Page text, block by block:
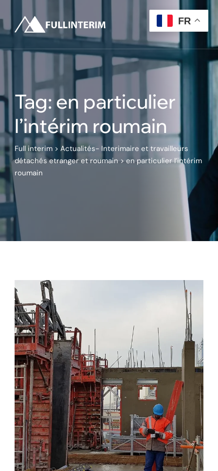
to
content
Tag: en particulier
l’intérim roumain
Full interim > Actualités- Interimaire et travailleurs
détachés etranger et roumain>en particulier l’intérim
roumain
FR